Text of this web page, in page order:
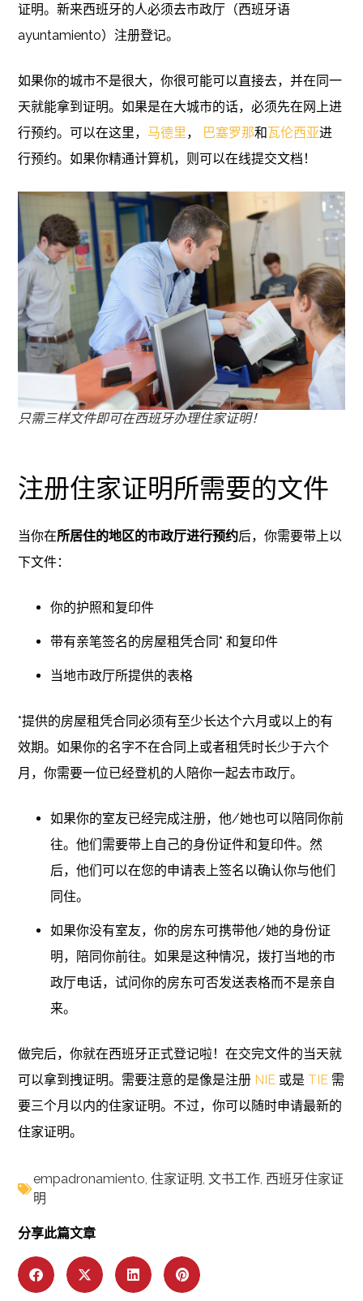
证明。新来西班牙的人必须去市政厅（西班牙语
ayuntamiento）注册登记。
如果你的城市不是很大，你很可能可以直接去，并在同一
天就能拿到证明。如果是在大城市的话，必须先在网上进
行预约。可以在这里， 马德里， 巴塞罗那和瓦伦西亚进
行预约。如果你精通计算机，则可以在线提交文档！
只需三样文件即可在西班牙办理住家证明！
注册住家证明所需要的文件
当你在所居住的地区的市政厅进行预约后，你需要带上以
下文件：
你的护照和复印件
带有亲笔签名的房屋租凭合同* 和复印件
当地市政厅所提供的表格
*提供的房屋租凭合同必须有至少长达个六月或以上的有
效期。如果你的名字不在合同上或者租凭时长少于六个
月，你需要一位已经登机的人陪你一起去市政厅。
如果你的室友已经完成注册，他/她也可以陪同你前
往。他们需要带上自己的身份证件和复印件。然
后，他们可以在您的申请表上签名以确认你与他们
同住。
如果你没有室友，你的房东可携带他/她的身份证
明，陪同你前往。如果是这种情况，拨打当地的市
政厅电话，试问你的房东可否发送表格而不是亲自
来。
做完后，你就在西班牙正式登记啦！在交完文件的当天就
可以拿到拽证明。需要注意的是像是注册 NIE 或是 TIE 需
要三个月以内的住家证明。不过，你可以随时申请最新的
住家证明。
empadronamiento ,住家证明 ,文书工作 西班牙住家证
明
分享此篇文章